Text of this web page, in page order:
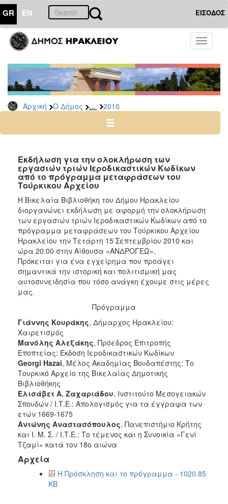
GR EN ΕΙΣΟΔΟΣ
Toggle
Αρχική Ο Δήμος ... 2010
ΔΗΜΟΣ
Δελτία
Τύπου
Αρχείο
2026
2024
2022
2021
2020
2019
2018
2017
2016
2015
2011
2010
2006
ΤΟΠΟΣ
ΠΟΛΙΤΙΣΜΟΣ
ΑΝΘΕΚΤΙΚΗ
Εκδήλωση για την ολοκλήρωση των
εργασιών τριών Ιεροδικαστικών Κωδίκων
από το πρόγραμμα μεταφράσεων του
Τούρκικου Αρχείου
Η Βικελαία Βιβλιοθήκη του Δήμου Ηρακλείου
διοργανώνει εκδήλωση με αφορμή την ολοκλήρωση
των εργασιών τριών Ιεροδικαστικών Κωδίκων από το
πρόγραμμα μεταφράσεων του Τούρκικου Αρχείου
Ηρακλείου την Τετάρτη 15 Σεπτεμβρίου 2010 και
ώρα 20:00 στην Αίθουσα «ΑΝΔΡΟΓΕΩ».
Πρόκειται για ένα εγχείρημα που προάγει
σημαντικά την ιστορική και πολιτισμική μας
αυτοσυνειδησία που τόσο ανάγκη έχουμε στις μέρες
μας.
Πρόγραμμα
Γιάννης Κουράκης, Δήμαρχος Ηρακλείου:
Χαιρετισμός
Μανόλης Αλεξάκης, Πρόεδρος Επιτροπής
Εποπτείας: Έκδοση Ιεροδικαστικών Κωδίκων
Georgi Hazai, Μέλος Ακαδημίας Βουδαπέστης: Το
Τουρκικό Αρχείο της Βικελαίας Δημοτικής
Βιβλιοθήκης
Ελισάβετ Α. Ζαχαριάδου, Ινστιτούτο Μεσογειακών
Σπουδών / Ι.Τ.Ε.: Απολογισμός για τα έγγραφα των
ετών 1669-1675
Αντώνης Αναστασόπουλος, Πανεπιστήμιο Κρήτης
και Ι. Μ. Σ. / Ι.Τ.Ε.: Το τέμενος και η Συνοικία «Γενί
Τζαμί» κατά τον 18ο αιώνα
Αρχεία
Η Πρόσκληση και το πρόγραμμα - 1020.85
KB